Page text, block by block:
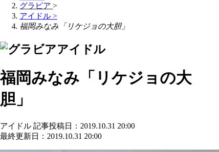
グラビア >
アイドル >
福岡みなみ「リケジョの大胆」
アイドル
福岡みなみ「リケジョの大
胆」
アイドル 記事投稿日：2019.10.31 20:00
最終更新日：2019.10.31 20:00